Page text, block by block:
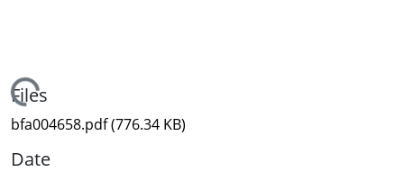
Loading...
Files
bfa004658.pdf(776.34 KB)
Date